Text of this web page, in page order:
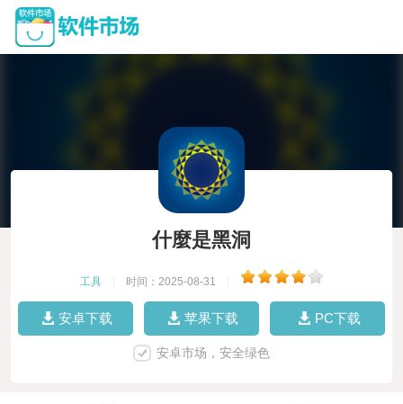
什麼是黑洞
工具 时间：2025-08-31
安卓下载 苹果下载 PC下载
安卓市场，安全绿色